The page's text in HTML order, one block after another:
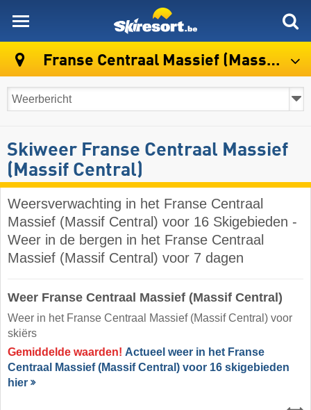
Franse Centraal Massief (Massif Central)
Skiweer Franse Centraal Massief
(Massif Central)
Weersverwachting in het Franse Centraal
Massief (Massif Central) voor 16 Skigebieden -
Weer in de bergen in het Franse Centraal
Massief (Massif Central) voor 7 dagen
Weer Franse Centraal Massief (Massif Central)
Weer in het Franse Centraal Massief (Massif Central) voor
skiërs
Gemiddelde waarden! Actueel weer in het Franse
Centraal Massief (Massif Central) voor 16 skigebieden
hier